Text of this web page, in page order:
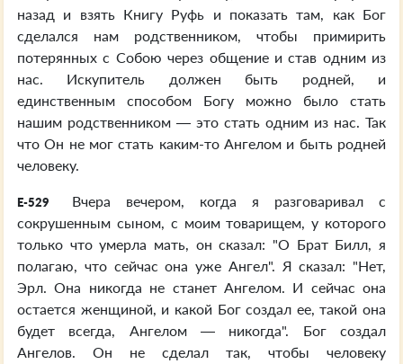
назад и взять Книгу Руфь и показать там, как Бог
сделался нам родственником, чтобы примирить
потерянных с Собою через общение и став одним из
нас. Искупитель должен быть родней, и
единственным способом Богу можно было стать
нашим родственником — это стать одним из нас. Так
что Он не мог стать каким-то Ангелом и быть родней
человеку.
E-529
Вчера вечером, когда я разговаривал с
сокрушенным сыном, с моим товарищем, у которого
только что умерла мать, он сказал: "О Брат Билл, я
полагаю, что сейчас она уже Ангел". Я сказал: "Нет,
Эрл. Она никогда не станет Ангелом. И сейчас она
остается женщиной, и какой Бог создал ее, такой она
будет всегда, Ангелом — никогда". Бог создал
Ангелов. Он не сделал так, чтобы человеку